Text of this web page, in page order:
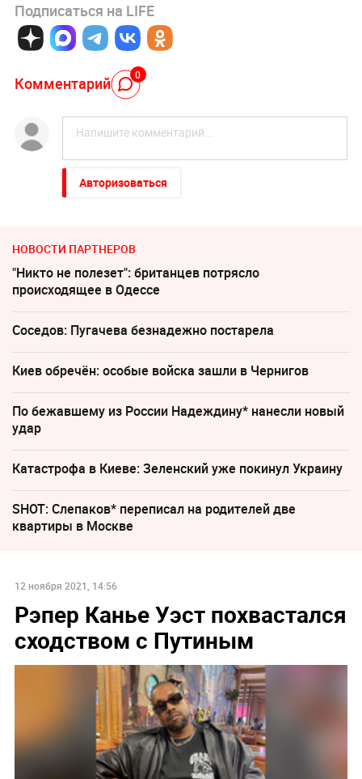
Подписаться на LIFE
Комментарий 0
Авторизоваться
НОВОСТИ ПАРТНЕРОВ
"Никто не полезет": британцев потрясло
происходящее в Одессе
Соседов: Пугачева безнадежно постарела
Киев обречён: особые войска зашли в Чернигов
По бежавшему из России Надеждину* нанесли новый
удар
Катастрофа в Киеве: Зеленский уже покинул Украину
SHOT: Слепаков* переписал на родителей две
квартиры в Москве
12 ноября 2021, 14:56
Рэпер Канье Уэст похвастался
сходством с Путиным